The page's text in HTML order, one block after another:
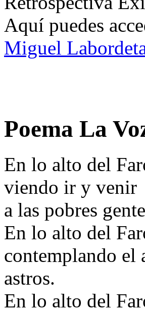
Aquí puedes
Miguel
Poema La
En lo alto del
viendo ir y venir
a las pobres
En lo alto del
contemplando el
astros.
En lo alto del